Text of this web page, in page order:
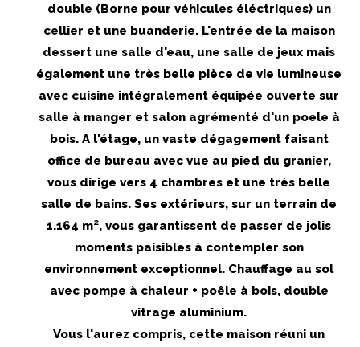
double (Borne pour véhicules éléctriques) un
cellier et une buanderie. L'entrée de la maison
dessert une salle d'eau, une salle de jeux mais
également une très belle pièce de vie lumineuse
avec cuisine intégralement équipée ouverte sur
salle à manger et salon agrémenté d'un poele à
bois. A l'étage, un vaste dégagement faisant
office de bureau avec vue au pied du granier,
vous dirige vers 4 chambres et une très belle
salle de bains. Ses extérieurs, sur un terrain de
1.164 m², vous garantissent de passer de jolis
moments paisibles à contempler son
environnement exceptionnel. Chauffage au sol
avec pompe à chaleur + poêle à bois, double
vitrage aluminium.
Vous l'aurez compris, cette maison réuni un